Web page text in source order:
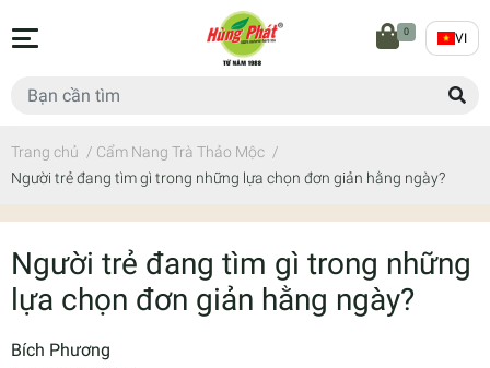
0 VI
Trang chủ / Cẩm Nang Trà Thảo Mộc /
Người trẻ đang tìm gì trong những lựa chọn đơn giản hằng ngày?
Người trẻ đang tìm gì trong những
lựa chọn đơn giản hằng ngày?
Bích Phương